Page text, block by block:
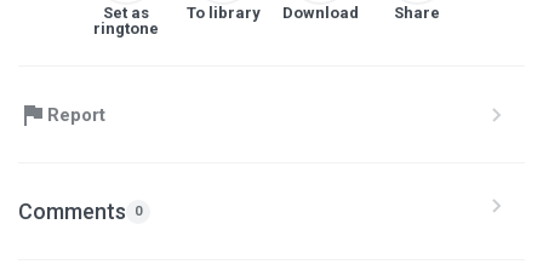
Set as
ringtone
To library Download Share
Report
Comments 0